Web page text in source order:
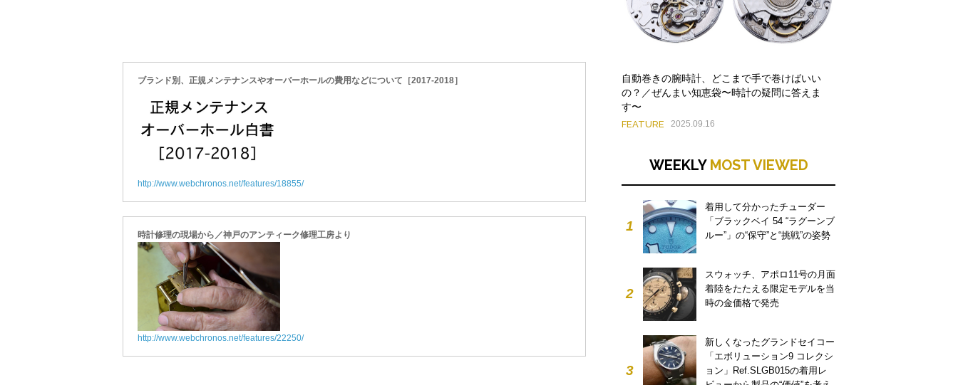
ブランド別、正規メンテナンスやオーバーホールの費用などについて［2017-2018］
http://www.webchronos.net/features/18855/
時計修理の現場から／神戸のアンティーク修理工房より
http://www.webchronos.net/features/22250/
自動巻きの腕時計、どこまで手で巻けばいい
の？／ぜんまい知恵袋〜時計の疑問に答えま
す〜
FEATURE 2025.09.16
WEEKLY MOST VIEWED
1
着用して分かったチューダー
「ブラックベイ 54 “ラグーンブ
ルー”」の“保守”と“挑戦”の姿勢
2
スウォッチ、アポロ11号の月面
着陸をたたえる限定モデルを当
時の金価格で発売
3
新しくなったグランドセイコー
「エボリューション9 コレクシ
ョン」Ref.SLGB015の着用レ